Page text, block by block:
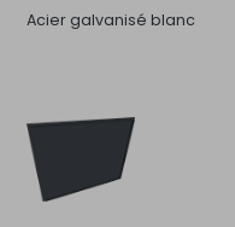
Acier galvanisé blanc